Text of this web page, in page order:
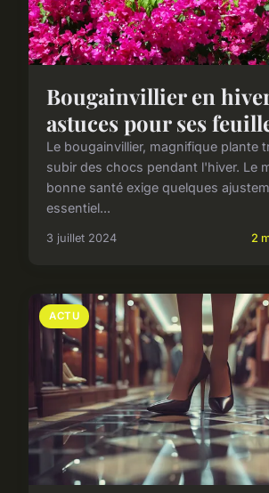
Bougainvillier en
astuces pour ses
Le bougainvillier, magnifique plante
subir des chocs pendant l'hiver. Le
bonne santé exige quelques
essentiel...
3 juillet 2024 2
ACTU